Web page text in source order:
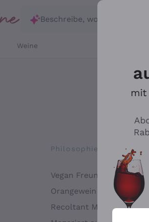
Beschreibe, wonach du
Weine
Philosophien
Vegan Freundlich
Orangewein
Recoltant Manipulant
mit